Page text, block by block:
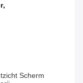
,
Scherm